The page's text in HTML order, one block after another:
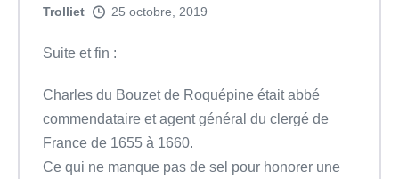
Trolliet 25 octobre, 2019
Suite et fin :
Charles du Bouzet de Roquépine était abbé
commendataire et agent général du clergé de
France de 1655 à 1660.
Ce qui ne manque pas de sel pour honorer une